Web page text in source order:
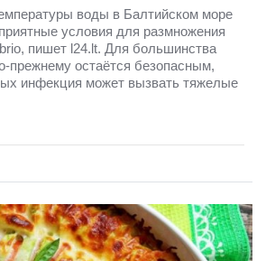
воды в Балтийском море
условия для размножения
пишет l24.lt. Для большинства
прежнему остаётся безопасным,
инфекция может вызвать тяжелые